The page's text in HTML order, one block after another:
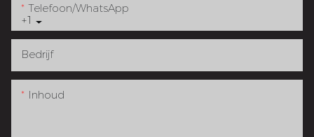
+1
Telefoon/WhatsApp
Bedrijf
Inhoud